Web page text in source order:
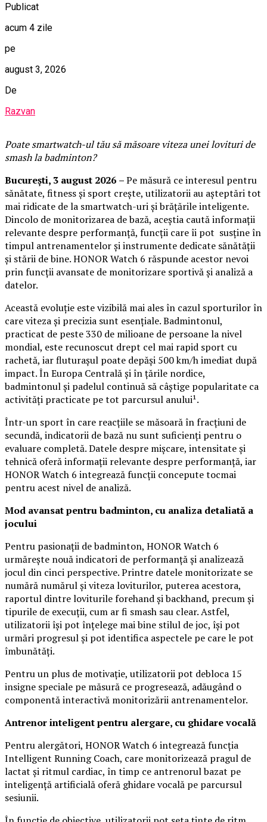
Publicat
acum 4 zile
pe
august 3, 2026
De
Razvan
Poate smartwatch-ul tăusă măsoare viteza unei lovituri de
smash la badminton?
București, 3 august 2026 –Pe măsură ce interesul pentru
sănătate, fitness și sport crește, utilizatorii au așteptări tot
mai ridicate de la smartwatch-uri și brățările inteligente.
Dincolo de monitorizarea de bază, aceștia caută informații
relevante despre performanță, funcții care îi pot susține în
timpul antrenamentelor și instrumente dedicate sănătății
și stării de bine. HONOR Watch 6 răspunde acestor nevoi
prin funcții avansate de monitorizare sportivă și analiză a
datelor.
Această evoluție este vizibilă mai ales în cazul sporturilor în
care viteza și precizia sunt esențiale. Badmintonul,
practicat de peste 330 de milioane de persoane la nivel
mondial, este recunoscut drept cel mai rapid sport cu
rachetă, iar fluturașul poate depăși 500 km/h imediat după
impact. În Europa Centrală și în țările nordice,
badmintonul și padelul continuă să câștige popularitate ca
activități practicate pe tot parcursul anului¹.
Într-un sport în care reacțiile se măsoară în fracțiuni de
secundă, indicatorii de bază nu sunt suficienți pentru o
evaluare completă. Datele despre mișcare, intensitate și
tehnică oferă informații relevante despre performanță, iar
HONOR Watch 6 integrează funcții concepute tocmai
pentru acest nivel de analiză.
Mod avansat pentru badminton, cu analiza detaliată a
jocului
Pentru pasionații de badminton, HONOR Watch 6
urmărește nouă indicatori de performanță și analizează
jocul din cinci perspective. Printre datele monitorizate se
numără numărul și viteza loviturilor, puterea acestora,
raportul dintre loviturile forehand și backhand, precum și
tipurile de execuții, cum ar fi smash sau clear. Astfel,
utilizatorii își pot înțelege mai bine stilul de joc, își pot
urmări progresul și pot identifica aspectele pe care le pot
îmbunătăți.
Pentru un plus de motivație, utilizatorii pot debloca 15
insigne speciale pe măsură ce progresează, adăugând o
componentă interactivă monitorizării antrenamentelor.
Antrenor inteligent pentru alergare, cu ghidare vocală
Pentru alergători, HONOR Watch 6 integrează funcția
Intelligent Running Coach, care monitorizează pragul de
lactat și ritmul cardiac, în timp ce antrenorul bazat pe
inteligență artificială oferă ghidare vocală pe parcursul
sesiunii.